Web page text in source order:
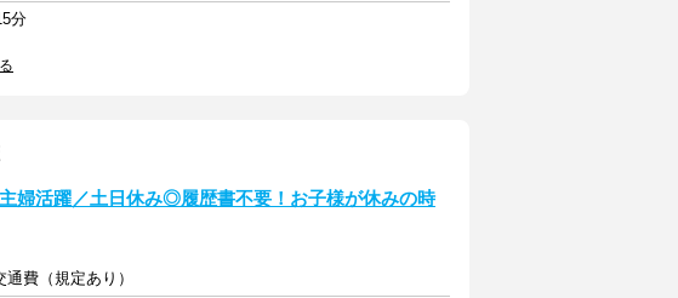
分
婦活躍／土日休み◎履歴書不要！お子様が休みの時
費（規定あり）